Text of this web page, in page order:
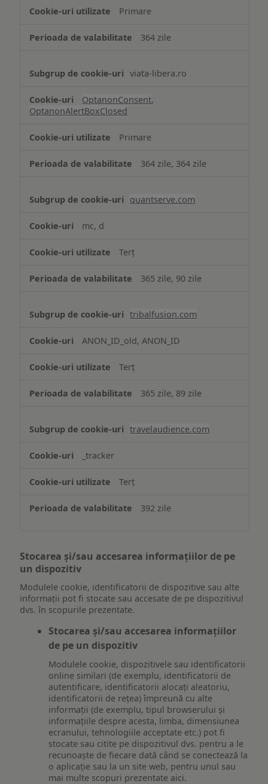
necesare
Primare
364 zile
viata-libera.ro
OptanonConsent,
OptanonAlertBoxClosed
Primare
364 zile, 364 zile
quantserve.com
mc, d
Terț
365 zile, 90 zile
tribalfusion.com
ANON_ID_old, ANON_ID
Terț
365 zile, 89 zile
travelaudience.com
_tracker
Terț
392 zile
Stocarea și/sau accesarea informațiilor de pe
un dispozitiv
Modulele cookie, identificatorii de dispozitive sau alte
informații pot fi stocate sau accesate de pe dispozitivul
dvs. în scopurile prezentate.
Stocarea și/sau accesarea informațiilor
de pe un dispozitiv
Modulele cookie, dispozitivele sau identificatorii
online similari (de exemplu, identificatorii de
autentificare, identificatorii alocați aleatoriu,
identificatorii de rețea) împreună cu alte
informații (de exemplu, tipul browserului și
informațiile despre acesta, limba, dimensiunea
ecranului, tehnologiile acceptate etc.) pot fi
stocate sau citite pe dispozitivul dvs. pentru a le
recunoaște de fiecare dată când se conectează la
o aplicație sau la un site web, pentru unul sau
mai multe scopuri prezentate aici.